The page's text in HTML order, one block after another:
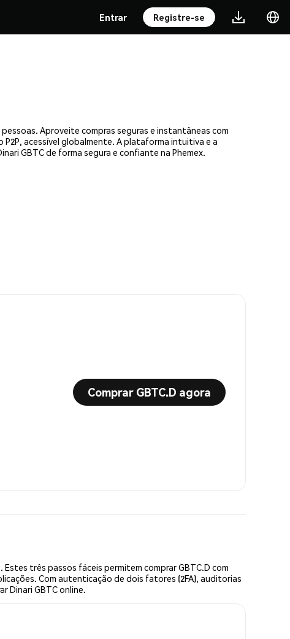
Entrar Registre-se
Aproveite compras seguras e instantâneas com
acessível globalmente. A plataforma intuitiva e a
GBTC de forma segura e confiante na Phemex.
Comprar GBTC.D agora
três passos fáceis permitem comprar GBTC.D com
Com autenticação de dois fatores (2FA), auditorias
Dinari GBTC online.